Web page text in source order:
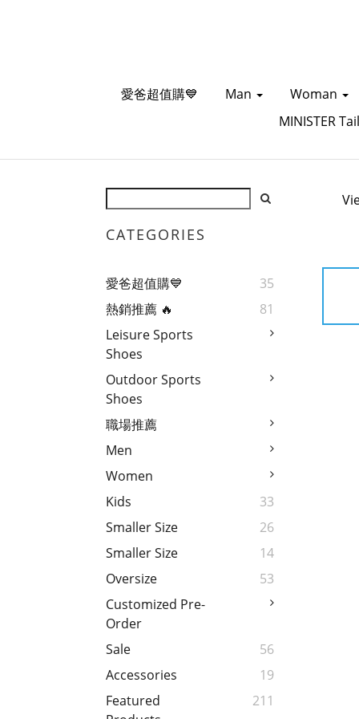
愛爸超值購💙 Man
Woman
MINISTER
CATEGORIES
愛爸超值購💙
35
熱銷推薦 🔥
81
Leisure Sports
Shoes
Outdoor Sports
Shoes
職場推薦
Men
Women
Kids
33
Smaller Size
26
Smaller Size
14
Oversize
53
Customized Pre-
Order
Sale
56
Accessories
19
Featured
211